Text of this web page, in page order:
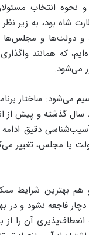
و نحوه انتخاب
شاه بود، به زیر
و دولت‌ها و
که همانند
می‌شود.
می‌شود: ساختار
آسیب‌شناسی دقیق
یا مجلس، تغییر
بهترین شرایط
فاجعه نشود و
آن را از